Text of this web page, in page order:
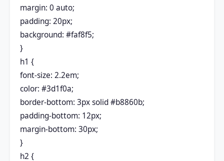
margin: 0 auto;
padding: 20px;
background: #faf8f5;
}
h1 {
font-size: 2.2em;
color: #3d1f0a;
border-bottom: 3px solid #b8860b;
padding-bottom: 12px;
margin-bottom: 30px;
}
h2 {